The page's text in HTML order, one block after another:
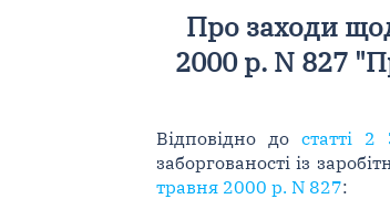
Про заходи
2000 р. N 827
Відповідно до статті 2
заборгованості із
травня 2000 р. N 827: